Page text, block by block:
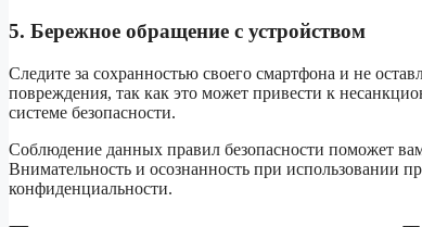
5. Бережное обращение с устройством
Следите за сохранностью своего смартфона и не
повреждения, так как это может привести к
системе безопасности.
Соблюдение данных правил безопасности поможет
Внимательность и осознанность при использовании
конфиденциальности.